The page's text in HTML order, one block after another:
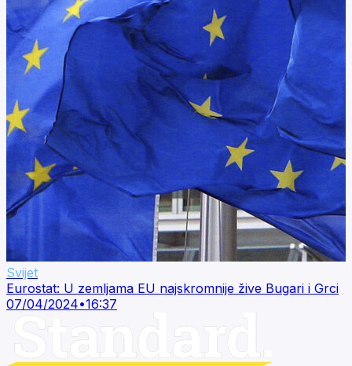
Svijet
Eurostat: U zemljama EU najskromnije žive Bugari i Grci
07/04/2024•16:37